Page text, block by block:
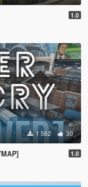
1.0
1 562 30
1.0